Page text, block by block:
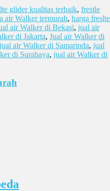
glider kualitas terbaik, frestle
air Walker termurah, harga freslte
air Walker di Bekasi, jual air
di Jakarta, Jual air Walker di
jual air Walker di Samarinda, jual
di Surabaya, jual air Walker di